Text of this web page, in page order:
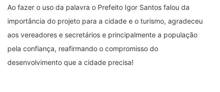
Ao fazer o uso da palavra o Prefeito Igor Santos falou da
importância do projeto para a cidade e o turismo, agradeceu
aos vereadores e secretários e principalmente a população
pela confiança, reafirmando o compromisso do
desenvolvimento que a cidade precisa!